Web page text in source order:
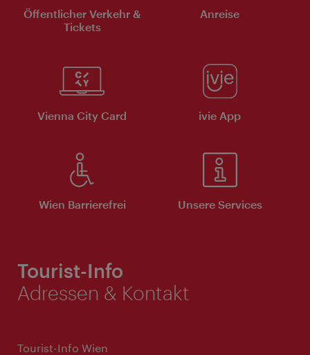
Öffentlicher Verkehr &
Tickets
Anreise
Vienna City Card ivie App
Wien Barrierefrei Unsere Services
Tourist-Info
Adressen & Kontakt
Tourist-Info Wien